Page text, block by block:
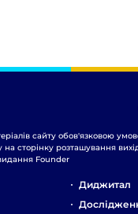
сайту обов'язковою
сторінку розташування
Founder
Диджитал